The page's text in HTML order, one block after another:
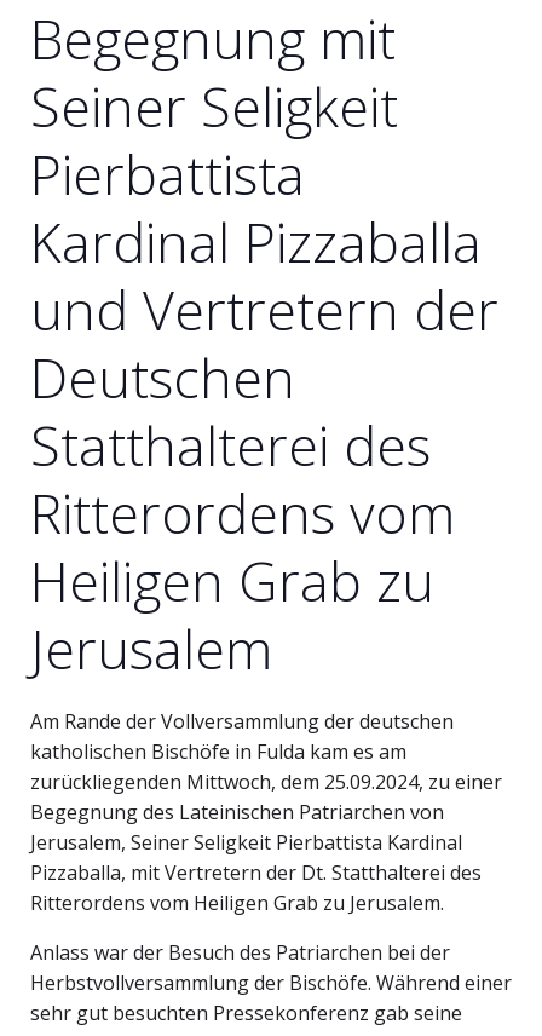
Begegnung mit
Seiner Seligkeit
Pierbattista
Kardinal Pizzaballa
und Vertretern der
Deutschen
Statthalterei des
Ritterordens vom
Heiligen Grab zu
Jerusalem
Am Rande der Vollversammlung der deutschen
katholischen Bischöfe in Fulda kam es am
zurückliegenden Mittwoch, dem 25.09.2024, zu einer
Begegnung des Lateinischen Patriarchen von
Jerusalem, Seiner Seligkeit Pierbattista Kardinal
Pizzaballa, mit Vertretern der Dt. Statthalterei des
Ritterordens vom Heiligen Grab zu Jerusalem.
Anlass war der Besuch des Patriarchen bei der
Herbstvollversammlung der Bischöfe. Während einer
sehr gut besuchten Pressekonferenz gab seine